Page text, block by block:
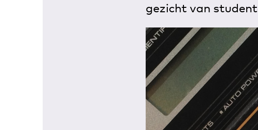
gezicht van